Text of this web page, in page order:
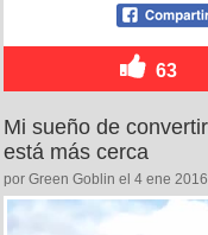
63
Mi sueño de
está más cerca
por Green Goblin el 4 ene